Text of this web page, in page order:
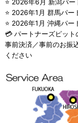
⭐ 2026年6月 新潟パー
⭐ 2026年1月 群馬パー
⭐ 2026年1月 沖縄パー
💳 パートナーズピッ
事前決済／事前のお振
ください